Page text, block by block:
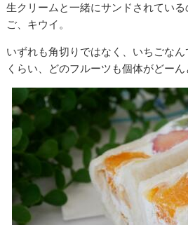
生クリームと一緒にサンドされてい
ご、キウイ。
いずれも角切りではなく、いちごな
くらい、どのフルーツも個体がどーん